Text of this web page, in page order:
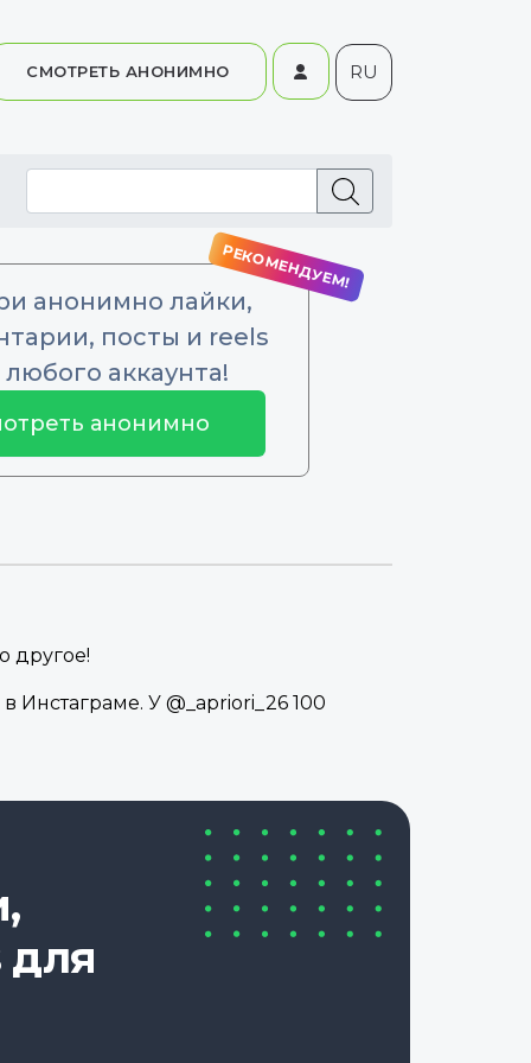
СМОТРЕТЬ АНОНИМНО RU
анонимно лайки,
посты и reels
аккаунта!
анонимно
другое!
Инстаграме. У @_apriori_26 100
для